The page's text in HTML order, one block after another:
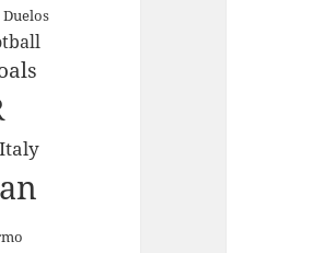
Duelos
Italy